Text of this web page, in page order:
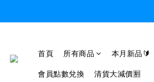
首頁 所有商品 本月新品🔰
會員點數兌換 清貨大減價🈹